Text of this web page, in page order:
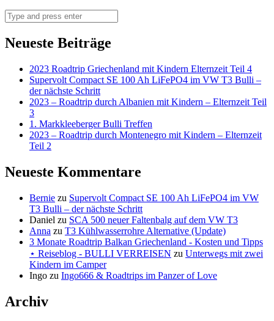
Search
Neueste Beiträge
2023 Roadtrip Griechenland mit Kindern Elternzeit Teil 4
Supervolt Compact SE 100 Ah LiFePO4 im VW T3 Bulli –
der nächste Schritt
2023 – Roadtrip durch Albanien mit Kindern – Elternzeit Teil
3
1. Markkleeberger Bulli Treffen
2023 – Roadtrip durch Montenegro mit Kindern – Elternzeit
Teil 2
Neueste Kommentare
Bernie zu Supervolt Compact SE 100 Ah LiFePO4 im VW
T3 Bulli – der nächste Schritt
Daniel zu SCA 500 neuer Faltenbalg auf dem VW T3
Anna zu T3 Kühlwasserrohre Alternative (Update)
3 Monate Roadtrip Balkan Griechenland - Kosten und Tipps
⋆ Reiseblog - BULLI VERREISEN zu Unterwegs mit zwei
Kindern im Camper
Ingo zu Ingo666 & Roadtrips im Panzer of Love
Archiv